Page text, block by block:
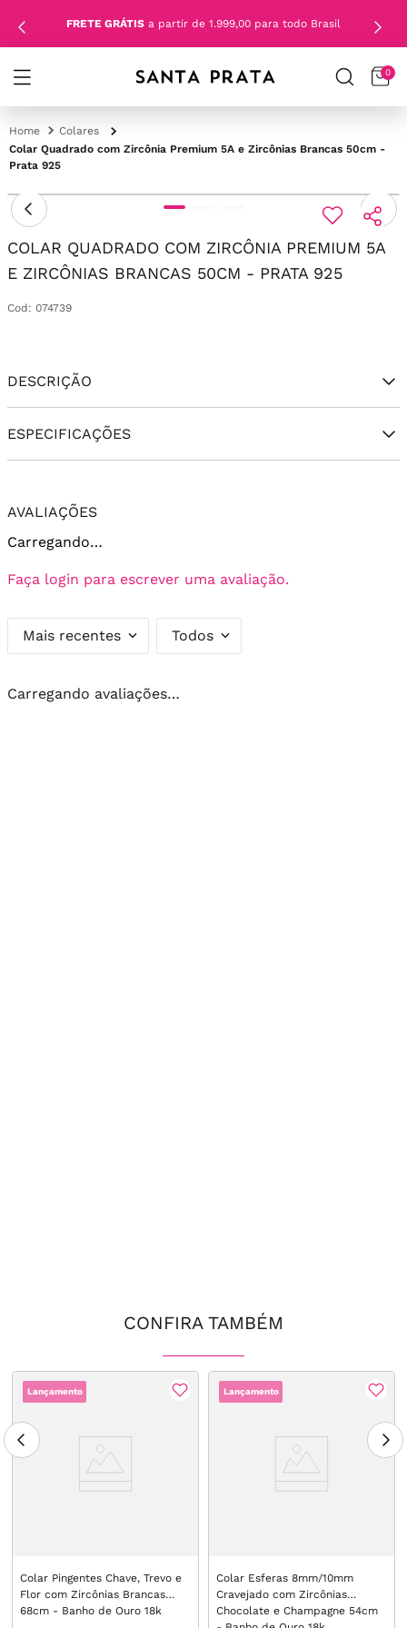
FRETE GRÁTIS a partir de 1.999,00 para todo Brasil
0
Colares
Colar Quadrado com Zircônia Premium 5A e Zircônias Brancas 50cm -
Prata 925
COLAR QUADRADO COM ZIRCÔNIA PREMIUM 5A
E ZIRCÔNIAS BRANCAS 50CM - PRATA 925
Cod : 074739
DESCRIÇÃO
ESPECIFICAÇÕES
AVALIAÇÕES
Carregando…
Faça login para escrever uma avaliação.
Mais recentes Todos
Carregando avaliações…
CONFIRA TAMBÉM
Lançamento
Colar Pingentes Chave, Trevo e
Flor com Zircônias Brancas
68cm - Banho de Ouro 18k
Lançamento
Colar Esferas 8mm/10mm
Cravejado com Zircônias
Chocolate e Champagne 54cm